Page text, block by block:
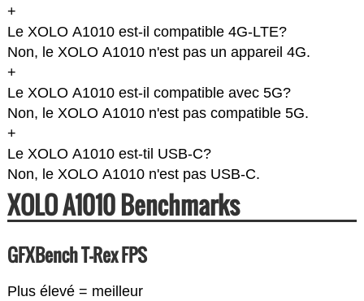
+
Le XOLO A1010 est-il compatible 4G-LTE?
Non, le XOLO A1010 n'est pas un appareil 4G.
+
Le XOLO A1010 est-il compatible avec 5G?
Non, le XOLO A1010 n'est pas compatible 5G.
+
Le XOLO A1010 est-til USB-C?
Non, le XOLO A1010 n'est pas USB-C.
XOLO A1010 Benchmarks
GFXBench T-Rex FPS
Plus élevé = meilleur